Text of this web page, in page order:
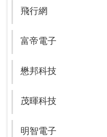
飛行網
富帝電子
懋邦科技
茂暉科技
明智電子